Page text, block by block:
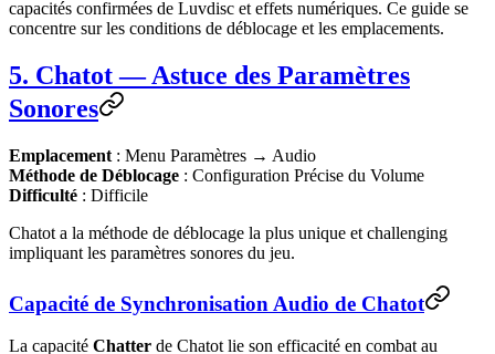
capacités confirmées de Luvdisc et effets numériques. Ce guide se
concentre sur les conditions de déblocage et les emplacements.
5. Chatot — Astuce des Paramètres
Sonores
Emplacement : Menu Paramètres → Audio
Méthode de Déblocage : Configuration Précise du Volume
Difficulté : Difficile
Chatot a la méthode de déblocage la plus unique et challenging
impliquant les paramètres sonores du jeu.
Capacité de Synchronisation Audio de Chatot
La capacité Chatter de Chatot lie son efficacité en combat au